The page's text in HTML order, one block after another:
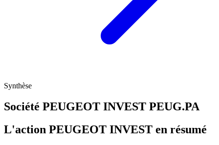
Synthèse
Société PEUGEOT INVEST PEUG.PA
L'action PEUGEOT INVEST en résumé